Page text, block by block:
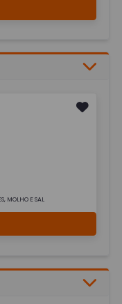
MOLHO E SAL